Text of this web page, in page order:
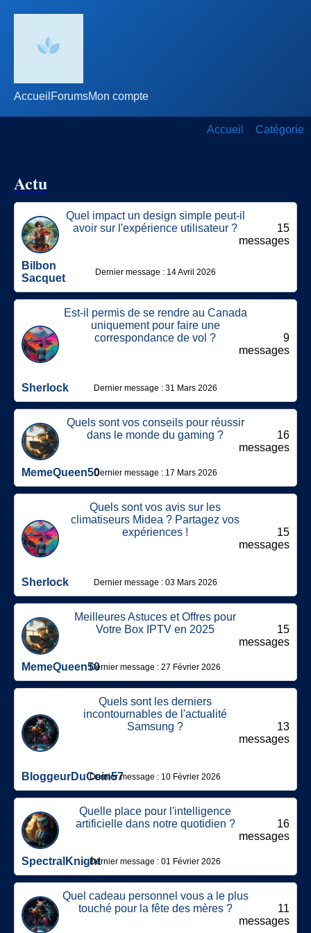
Accueil ForumsMon compte
Accueil >Catégorie
Actu
Quel impact un design simple peut-il
avoir sur l'expérience utilisateur ?
Bilbon
Sacquet
15
messages
Dernier message : 14 Avril 2026
Est-il permis de se rendre au Canada
uniquement pour faire une
correspondance de vol ?
Sherlock
9
messages
Dernier message : 31 Mars 2026
Quels sont vos conseils pour réussir
dans le monde du gaming ?
MemeQueen50
16
messages
Dernier message : 17 Mars 2026
Quels sont vos avis sur les
climatiseurs Midea ? Partagez vos
expériences !
Sherlock
15
messages
Dernier message : 03 Mars 2026
Meilleures Astuces et Offres pour
Votre Box IPTV en 2025
MemeQueen50
15
messages
Dernier message : 27 Février 2026
Quels sont les derniers
incontournables de l'actualité
Samsung ?
BloggeurDuCoin57
13
messages
Dernier message : 10 Février 2026
Quelle place pour l'intelligence
artificielle dans notre quotidien ?
SpectralKnight
16
messages
Dernier message : 01 Février 2026
Quel cadeau personnel vous a le plus
touché pour la fête des mères ?
11
messages